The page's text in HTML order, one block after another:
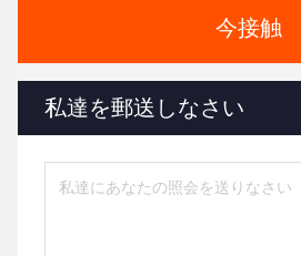
今接触
私達を郵送しなさい